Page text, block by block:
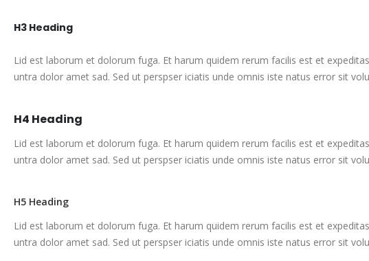
H3 Heading
Lid est laborum et dolorum fuga. Et harum quidem rerum facilis est et
untra dolor amet sad. Sed ut perspser iciatis unde omnis iste natus error sit
H4 Heading
Lid est laborum et dolorum fuga. Et harum quidem rerum facilis est et
untra dolor amet sad. Sed ut perspser iciatis unde omnis iste natus error sit
H5 Heading
Lid est laborum et dolorum fuga. Et harum quidem rerum facilis est et
untra dolor amet sad. Sed ut perspser iciatis unde omnis iste natus error sit